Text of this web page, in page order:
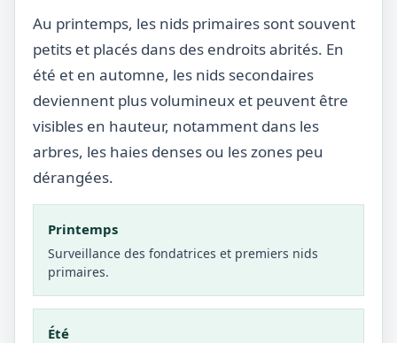
Au printemps, les nids primaires sont souvent
petits et placés dans des endroits abrités. En
été et en automne, les nids secondaires
deviennent plus volumineux et peuvent être
visibles en hauteur, notamment dans les
arbres, les haies denses ou les zones peu
dérangées.
Printemps
Surveillance des fondatrices et premiers nids
primaires.
Été